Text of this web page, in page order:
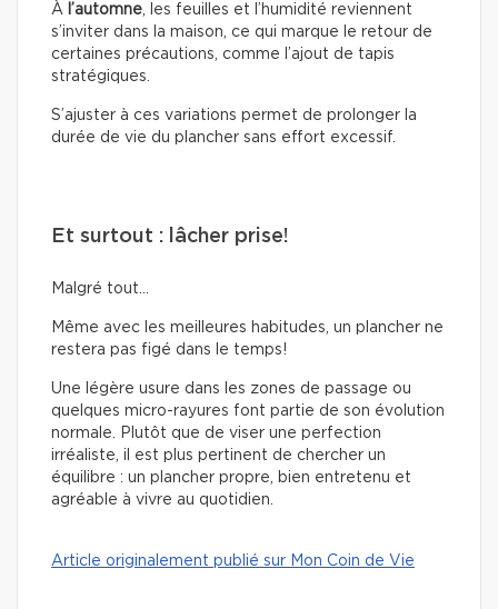
À l’automne , les feuilles et l’humidité reviennent
s’inviter dans la maison, ce qui marque le retour de
certaines précautions, comme l’ajout de tapis
stratégiques.
S’ajuster à ces variations permet de prolonger la
durée de vie du plancher sans effort excessif.
Et surtout : lâcher prise!
Malgré tout…
Même avec les meilleures habitudes, un plancher ne
restera pas figé dans le temps!
Une légère usure dans les zones de passage ou
quelques micro-rayures font partie de son évolution
normale. Plutôt que de viser une perfection
irréaliste, il est plus pertinent de chercher un
équilibre : un plancher propre, bien entretenu et
agréable à vivre au quotidien.
Article originalement publié sur Mon Coin de Vie